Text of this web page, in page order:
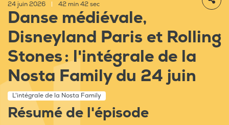
24 juin 2026 42 min 42 sec
Danse médiévale,
Disneyland Paris et Rolling
Stones : l'intégrale de la
Nosta Family du 24 juin
L'intégrale de la Nosta Family
Résumé de l'épisode